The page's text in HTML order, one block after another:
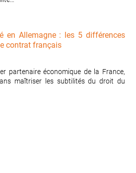
en Allemagne : les 5 différences
contrat français
partenaire économique de la France,
maîtriser les subtilités du droit du